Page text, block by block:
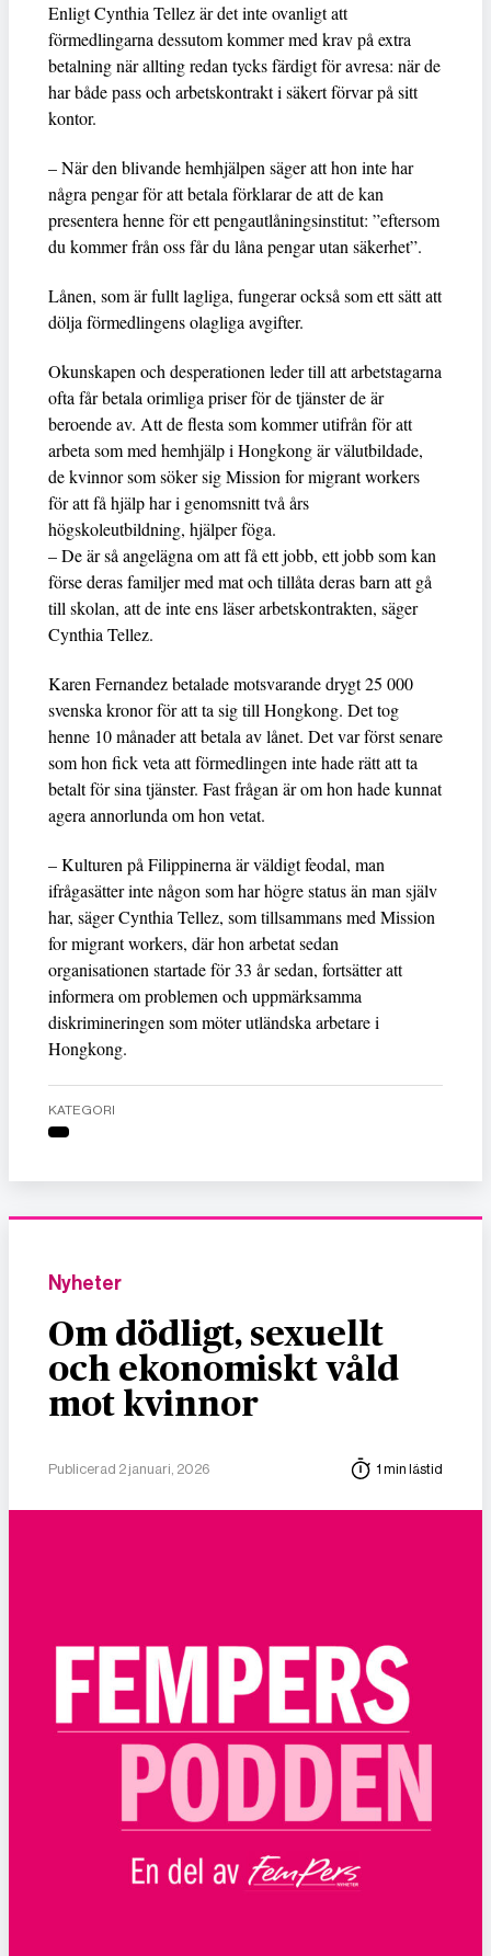
Enligt Cynthia Tellez är det inte ovanligt att
förmedlingarna dessutom kommer med krav på extra
betalning när allting redan tycks färdigt för avresa: när de
har både pass och arbetskontrakt i säkert förvar på sitt
kontor.
– När den blivande hemhjälpen säger att hon inte har
några pengar för att betala förklarar de att de kan
presentera henne för ett pengautlåningsinstitut: ”eftersom
du kommer från oss får du låna pengar utan säkerhet”.
Lånen, som är fullt lagliga, fungerar också som ett sätt att
dölja förmedlingens olagliga avgifter.
Okunskapen och desperationen leder till att arbetstagarna
ofta får betala orimliga priser för de tjänster de är
beroende av. Att de flesta som kommer utifrån för att
arbeta som med hemhjälp i Hongkong är välutbildade,
de kvinnor som söker sig Mission for migrant workers
för att få hjälp har i genomsnitt två års
högskoleutbildning, hjälper föga.
– De är så angelägna om att få ett jobb, ett jobb som kan
förse deras familjer med mat och tillåta deras barn att gå
till skolan, att de inte ens läser arbetskontrakten, säger
Cynthia Tellez.
Karen Fernandez betalade motsvarande drygt 25 000
svenska kronor för att ta sig till Hongkong. Det tog
henne 10 månader att betala av lånet. Det var först senare
som hon fick veta att förmedlingen inte hade rätt att ta
betalt för sina tjänster. Fast frågan är om hon hade kunnat
agera annorlunda om hon vetat.
– Kulturen på Filippinerna är väldigt feodal, man
ifrågasätter inte någon som har högre status än man själv
har, säger Cynthia Tellez, som tillsammans med Mission
for migrant workers, där hon arbetat sedan
organisationen startade för 33 år sedan, fortsätter att
informera om problemen och uppmärksamma
diskrimineringen som möter utländska arbetare i
Hongkong.
KATEGORI
Nyheter
Om dödligt, sexuellt
och ekonomiskt våld
mot kvinnor
Publicerad 2 januari, 2026 1 min lästid